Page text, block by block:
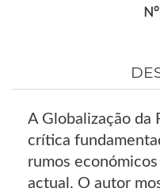
A Globalização da
crítica
rumos
actual. O autor